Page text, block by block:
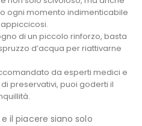
ogni momento indimenticabile
di un piccolo rinforzo, basta
d’acqua per riattivarne
da esperti medici e
preservativi, puoi goderti il
il piacere siano solo